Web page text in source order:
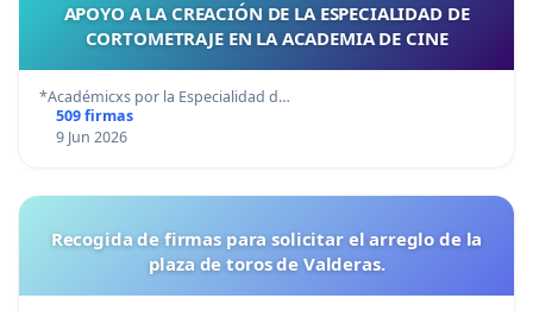
APOYO A LA CREACIÓN DE LA ESPECIALIDAD DE
CORTOMETRAJE EN LA ACADEMIA DE CINE
*Académicxs por la Especialidad d…
509 firmas
9 Jun 2026
Recogida de firmas para solicitar el arreglo de la
plaza de toros de Valderas.